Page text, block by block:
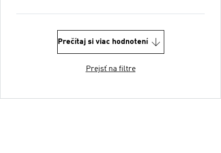
Prečítaj si viac hodnotení
Prejsť na filtre